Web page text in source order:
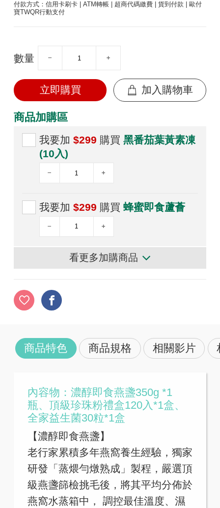
付款方式：信用卡刷卡 | ATM轉帳 | 超商代碼繳費 | 貨到付款 | 歐付
寶TWQR行動支付
數量
立即購買 加入購物車
商品加購區
我要加 $299 購買 黑番茄葉黃素凍
(10入)
我要加 $299 購買 蜂蜜即食蘆薈
看更多加購商品
商品特色 商品規格 相關影片
內容物：濃醇即食燕盞350g *1
瓶、頂級珍珠粉禮盒120入*1盒、
全家益生菌30粒*1盒
【濃醇即食燕盞】
老行家累積多年燕窩養生經驗，獨家
研發「蒸煨勻燉熟成」製程，嚴選頂
級燕盞篩檢挑毛後，將其平均分佈於
燕窩水蒸箱中， 調控最佳溫度、濕